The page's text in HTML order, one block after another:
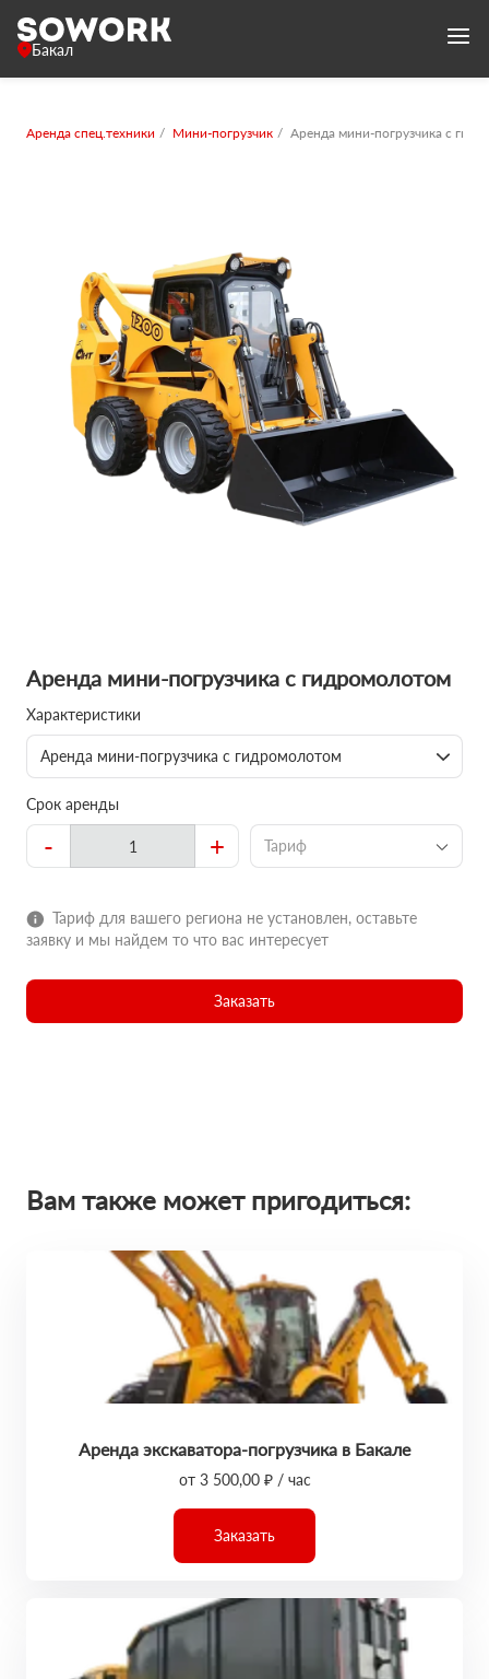
Бакал
Аренда спец.техники Мини-погрузчик Аренда мини-погрузчика с
Аренда мини-погрузчика с гидромолотом
Характеристики
Аренда мини-погрузчика с гидромолотом
Срок аренды
- + Тариф
Тариф для вашего региона не установлен, оставьте
заявку и мы найдем то что вас интересует
Заказать
Вам также может пригодиться:
Аренда экскаватора-погрузчика в Бакале
от 3 500,00 ₽ / час
Заказать